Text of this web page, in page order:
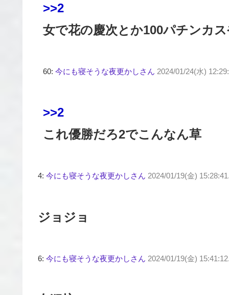
>>2
女で花の慶次とか100パチンカ
60: 今にも寝そうな夜更かしさん 2024/01/24(水)
>>2
これ優勝だろ2でこんなん草
4: 今にも寝そうな夜更かしさん 2024/01/19(金)
ジョジョ
6: 今にも寝そうな夜更かしさん 2024/01/19(金)